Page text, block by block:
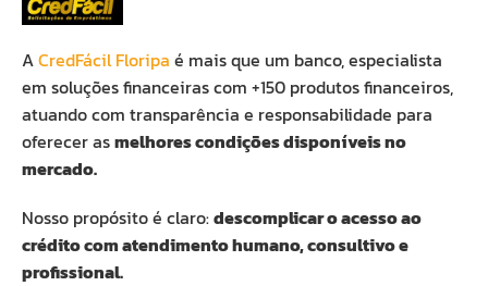
ACredFácil Floripa é mais que um banco, especialista
em soluções financeiras com +150 produtos financeiros,
atuando com transparência e responsabilidade para
oferecer asmelhores condições disponíveis no
mercado.
Nosso propósito é claro:descomplicar o acesso ao
crédito com atendimento humano, consultivo e
profissional.